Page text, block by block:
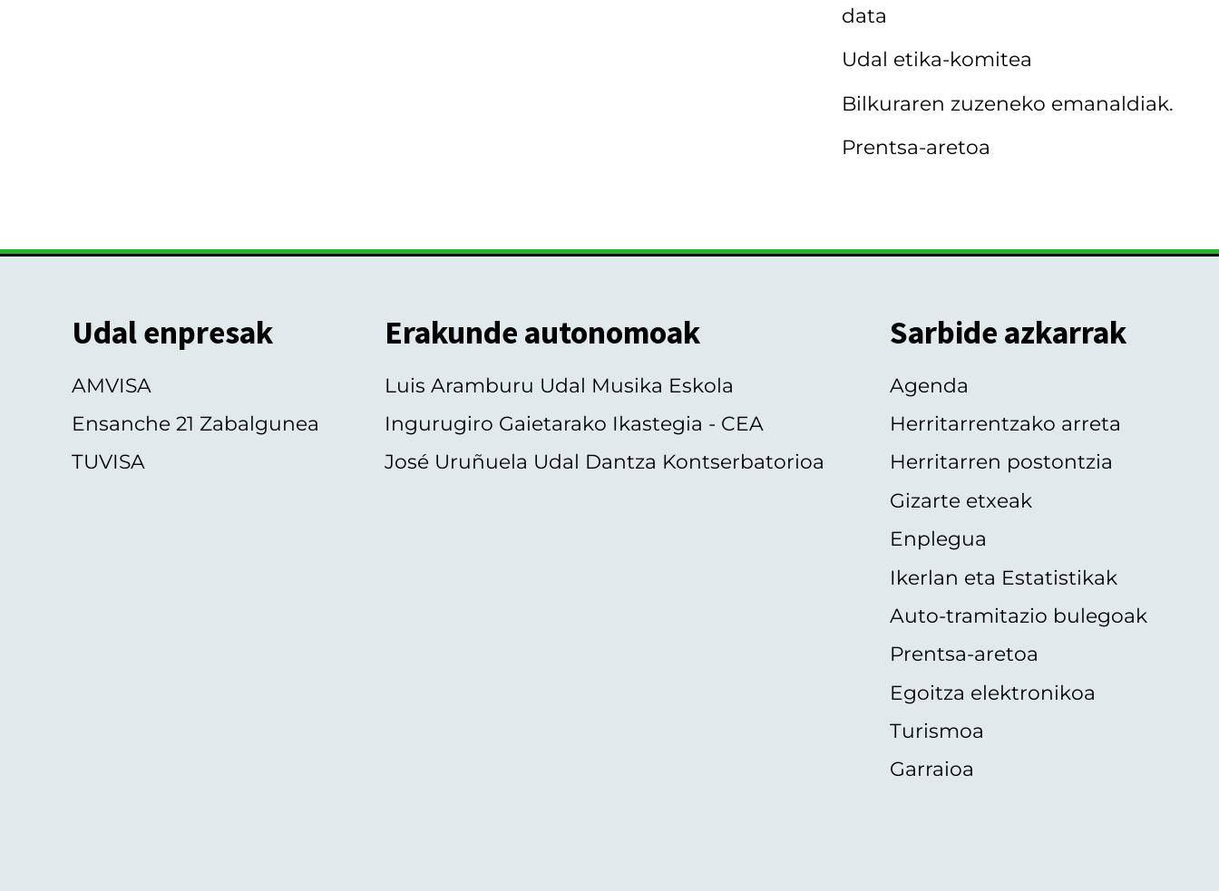
data
Udal etika-komitea
Bilkuraren zuzeneko emanaldiak.
Prentsa-aretoa
Udal enpresak
AMVISA
Ensanche 21 Zabalgunea
TUVISA
Erakunde autonomoak
Luis Aramburu Udal Musika Eskola
Ingurugiro Gaietarako Ikastegia - CEA
José Uruñuela Udal Dantza Kontserbatorioa
Sarbide azkarrak
Agenda
Herritarrentzako arreta
Herritarren postontzia
Gizarte etxeak
Enplegua
Ikerlan eta Estatistikak
Auto-tramitazio bulegoak
Prentsa-aretoa
Egoitza elektronikoa
Turismoa
Garraioa